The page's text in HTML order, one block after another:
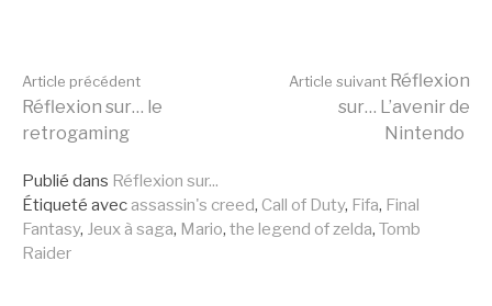
Lire
la
suite
Article précédent
Réflexion sur… le
retrogaming
Article suivant Réflexion
sur… L’avenir de
Nintendo
Publié dans Réflexion sur...
Étiqueté avec assassin's creed, Call of Duty, Fifa, Final
Fantasy, Jeux à saga, Mario, the legend of zelda, Tomb
Raider